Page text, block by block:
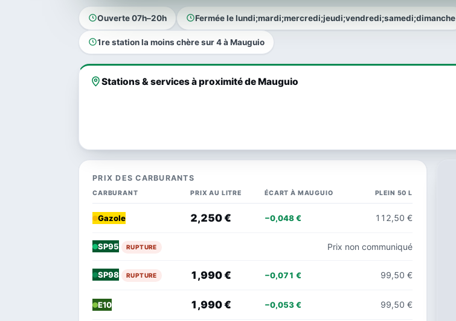
Ouverte 07h–20h Fermée le lundi;mardi;mercredi;jeudi;vendredi;samedi;dimanche
1re station la moins chère sur 4 à Mauguio
Stations & services à proximité de Mauguio
PRIX DES CARBURANTS
CARBURANT PRIX AU LITRE ÉCART À MAUGUIO PLEIN 50 L
Gazole 2,250 € −0,048 € 112,50 €
SP95 RUPTURE Prix non communiqué
SP98 RUPTURE 1,990 € −0,071 € 99,50 €
E10 1,990 € −0,053 € 99,50 €